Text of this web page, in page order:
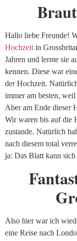
Hallo liebe Freunde!
Hochzeit in
Jahren und lernte sie
kennen. Diese war
der Hochzeit.
immer am besten,
Aber am Ende dieser
Wir waren bis auf die
zustande. Natürlich
nach diesem total
ja: Das Blatt kann
Also hier war ich
eine Reise nach